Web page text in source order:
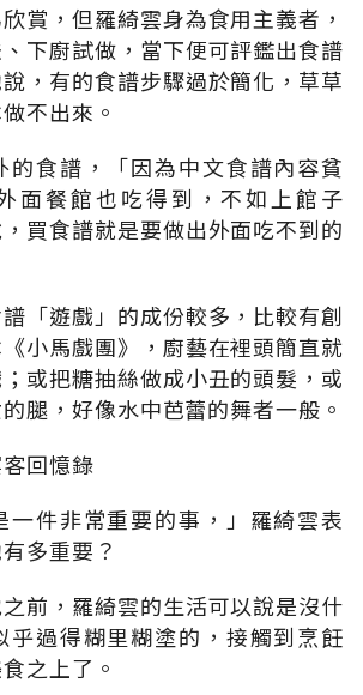
賞，但羅綺雲身為食用主義者，
下廚試做，當下便可評鑑出食譜
，有的食譜步驟過於簡化，草草
不出來。
的食譜，「因為中文食譜內容貧
面餐館也吃得到，不如上館子
買食譜就是要做出外面吃不到的
「遊戲」的成份較多，比較有創
小馬戲團》，廚藝在裡頭簡直就
或把糖抽絲做成小丑的頭髮，或
腿，好像水中芭蕾的舞者一般。
回憶錄
一件非常重要的事，」羅綺雲表
多重要？
前，羅綺雲的生活可以說是沒什
乎過得糊里糊塗的，接觸到烹飪
之上了。